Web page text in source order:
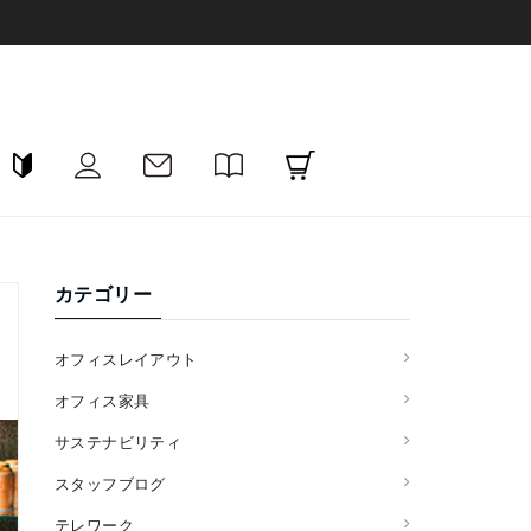
カテゴリー
オフィスレイアウト
オフィス家具
サステナビリティ
スタッフブログ
テレワーク